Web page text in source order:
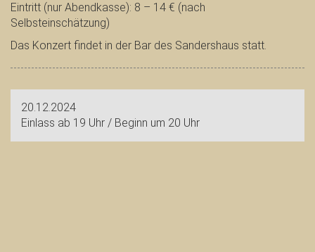
Eintritt (nur Abendkasse): 8 – 14 € (nach
Selbsteinschätzung)
Das Konzert findet in der Bar des Sandershaus statt.
20.12.2024
Einlass ab 19 Uhr / Beginn um 20 Uhr